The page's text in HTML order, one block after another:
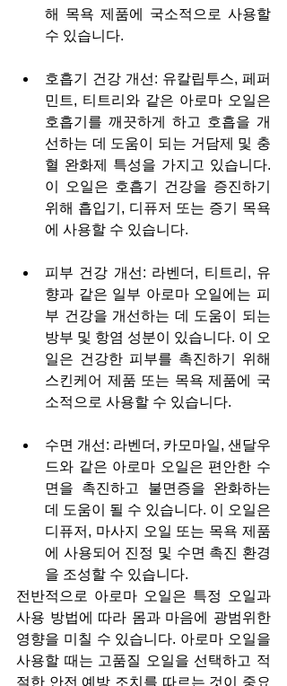
해 목욕 제품에 국소적으로 사용할
수 있습니다.
호흡기 건강 개선: 유칼립투스, 페퍼
민트, 티트리와 같은 아로마 오일은
호흡기를 깨끗하게 하고 호흡을 개
선하는 데 도움이 되는 거담제 및 충
혈 완화제 특성을 가지고 있습니다.
이 오일은 호흡기 건강을 증진하기
위해 흡입기, 디퓨저 또는 증기 목욕
에 사용할 수 있습니다.
피부 건강 개선: 라벤더, 티트리, 유
향과 같은 일부 아로마 오일에는 피
부 건강을 개선하는 데 도움이 되는
방부 및 항염 성분이 있습니다. 이 오
일은 건강한 피부를 촉진하기 위해
스킨케어 제품 또는 목욕 제품에 국
소적으로 사용할 수 있습니다.
수면 개선: 라벤더, 카모마일, 샌달우
드와 같은 아로마 오일은 편안한 수
면을 촉진하고 불면증을 완화하는
데 도움이 될 수 있습니다. 이 오일은
디퓨저, 마사지 오일 또는 목욕 제품
에 사용되어 진정 및 수면 촉진 환경
을 조성할 수 있습니다.
전반적으로 아로마 오일은 특정 오일과
사용 방법에 따라 몸과 마음에 광범위한
영향을 미칠 수 있습니다. 아로마 오일을
사용할 때는 고품질 오일을 선택하고 적
절한 안전 예방 조치를 따르는 것이 중요